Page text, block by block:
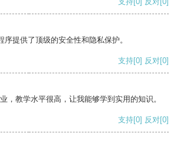
提供了顶级的安全性和隐私保护。
支持[0] 反对[0]
，教学水平很高，让我能够学到实用的知识。
支持[0] 反对[0]